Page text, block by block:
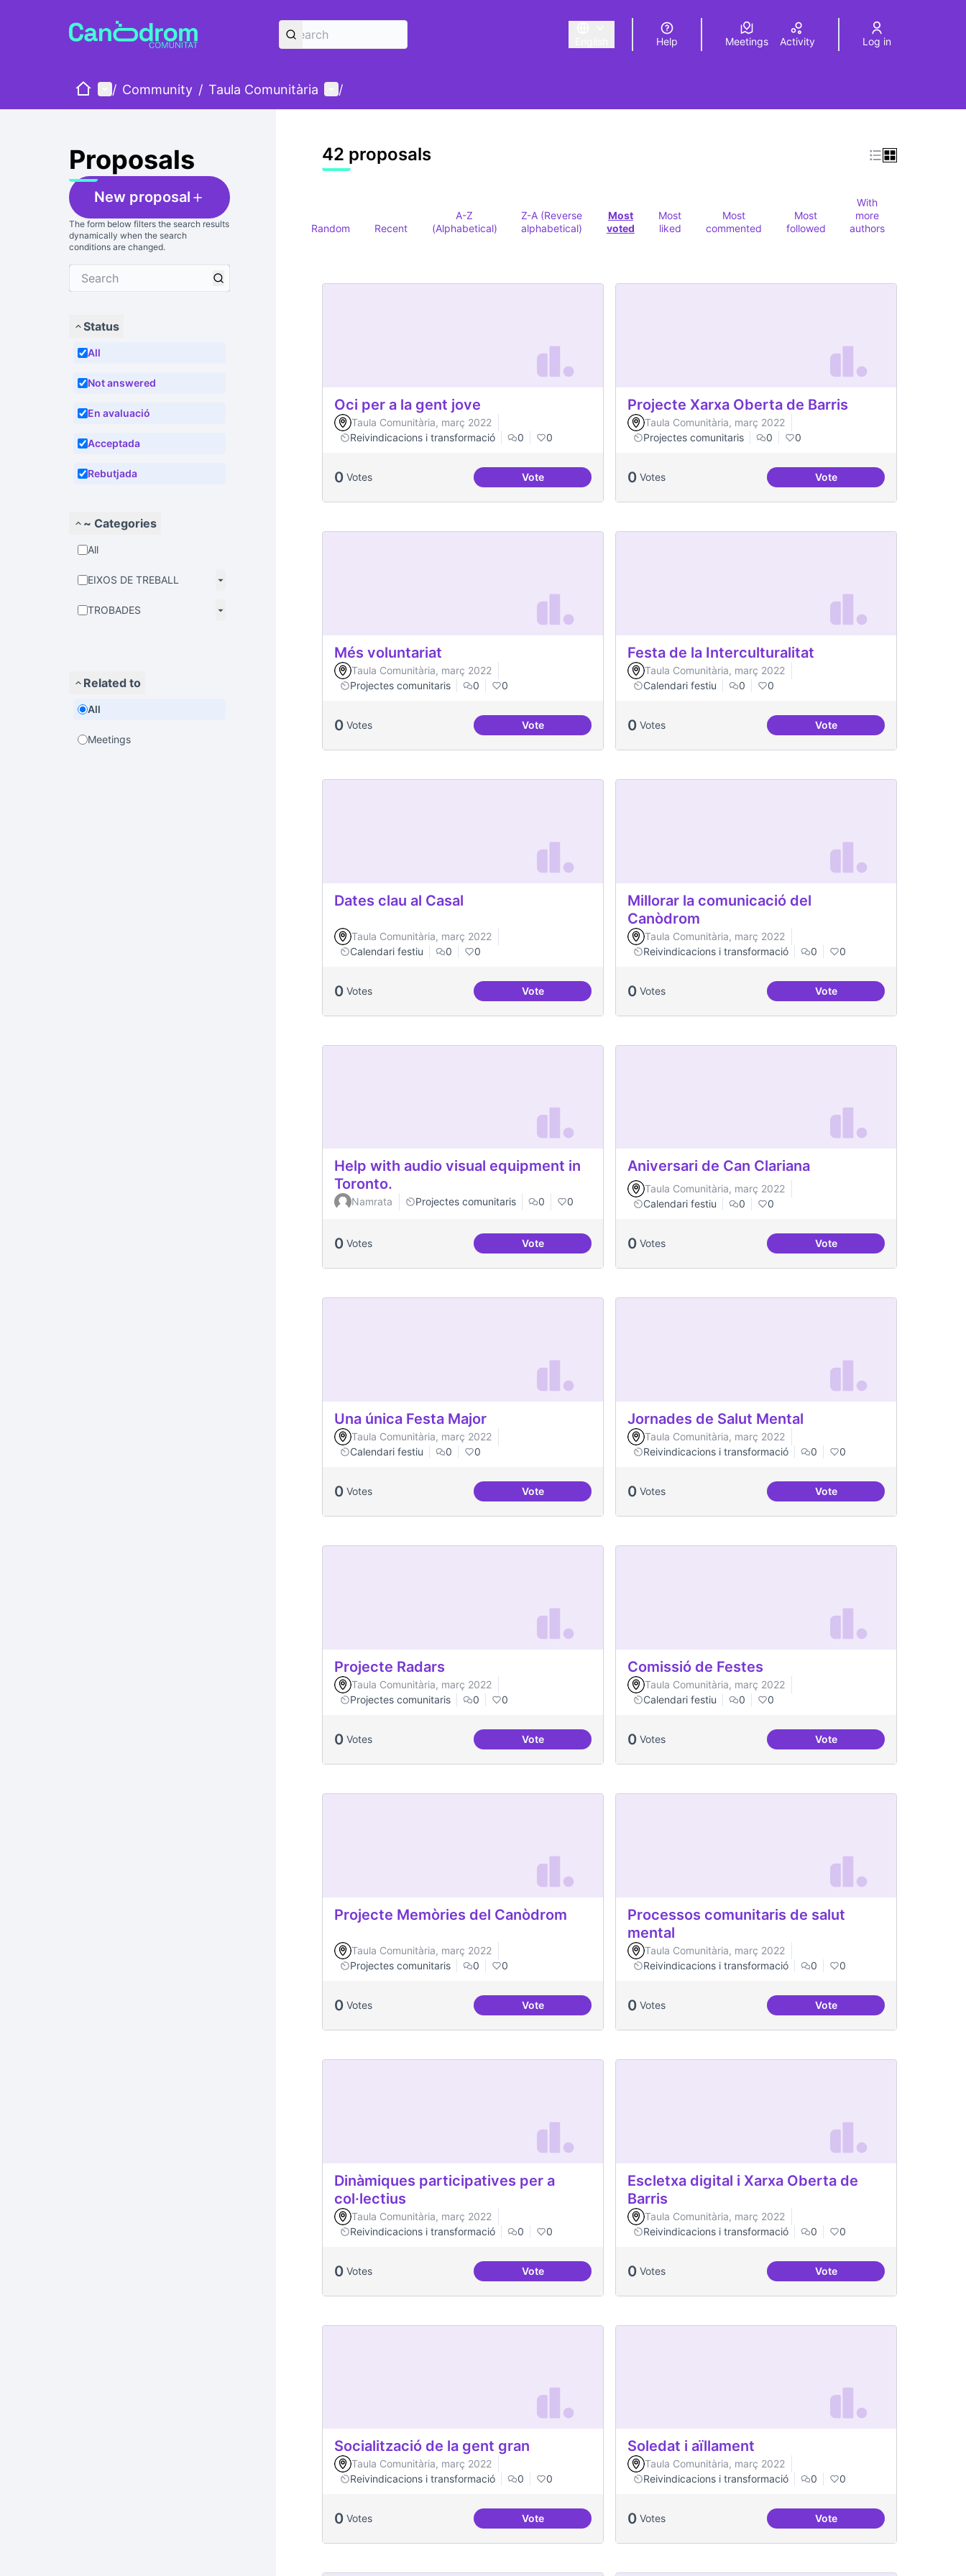
Triar la llengua Elegir el idiomaChoose language
Help Meetings Activity Log in
HomeMain menu
/ Community / Taula Comunitària User menu
/
Proposals
New proposal
The form below filters the search results
dynamically when the search
conditions are changed.
Status
All
Not answered
En avaluació
Acceptada
Rebutjada
~ Categories
All
EIXOS DE TREBALL
TROBADES
Related to
All
Meetings
42 proposals
Random Recent
A-Z
(Alphabetical)
Z-A (Reverse
alphabetical)
Most
voted
Most
liked
Most
commented
Most
followed
With
more
authors
Oci per a la gent jove
Taula Comunitària, març 2022
Reivindicacions i transformació
0 0
0 Votes VoteOci per a la gent jove
Projecte Xarxa Oberta de Barris
Taula Comunitària, març 2022
Projectes comunitaris
0 0
0 Votes VoteProjecte Xarxa Oberta de
Més voluntariat
Taula Comunitària, març 2022
Projectes comunitaris
0 0
0 Votes VoteMés voluntariat
Festa de la Interculturalitat
Taula Comunitària, març 2022
Calendari festiu
0 0
0 Votes VoteFesta de la Interculturalitat
Dates clau al Casal
Taula Comunitària, març 2022
Calendari festiu
0 0
0 Votes VoteDates clau al Casal
Millorar la comunicació del
Canòdrom
Taula Comunitària, març 2022
Reivindicacions i transformació
0 0
0 Votes VoteMillorar la comunicació del
Help with audio visual equipment in
Toronto.
Namrata Projectes comunitaris 0 0
0 Votes VoteHelp with audio visual equipment in Toronto.
Aniversari de Can Clariana
Taula Comunitària, març 2022
Calendari festiu
0 0
0 Votes VoteAniversari de Can Clariana
Una única Festa Major
Taula Comunitària, març 2022
Calendari festiu
0 0
0 Votes VoteUna única Festa Major
Jornades de Salut Mental
Taula Comunitària, març 2022
Reivindicacions i transformació
0 0
0 Votes VoteJornades de Salut Mental
Projecte Radars
Taula Comunitària, març 2022
Projectes comunitaris
0 0
0 Votes VoteProjecte Radars
Comissió de Festes
Taula Comunitària, març 2022
Calendari festiu
0 0
0 Votes VoteComissió de Festes
Projecte Memòries del Canòdrom
Taula Comunitària, març 2022
Projectes comunitaris
0 0
0 Votes VoteProjecte Memòries del Canòdrom
Processos comunitaris de salut
mental
Taula Comunitària, març 2022
Reivindicacions i transformació
0 0
0 Votes VoteProcessos comunitaris de
Dinàmiques participatives per a
col·lectius
Taula Comunitària, març 2022
Reivindicacions i transformació
0 0
0 Votes VoteDinàmiques participatives per a col·lectius
Escletxa digital i Xarxa Oberta de
Barris
Taula Comunitària, març 2022
Reivindicacions i transformació
0 0
0 Votes VoteEscletxa digital i Xarxa
Socialització de la gent gran
Taula Comunitària, març 2022
Reivindicacions i transformació
0 0
0 Votes VoteSocialització de la gent gran
Soledat i aïllament
Taula Comunitària, març 2022
Reivindicacions i transformació
0 0
0 Votes VoteSoledat i aïllament